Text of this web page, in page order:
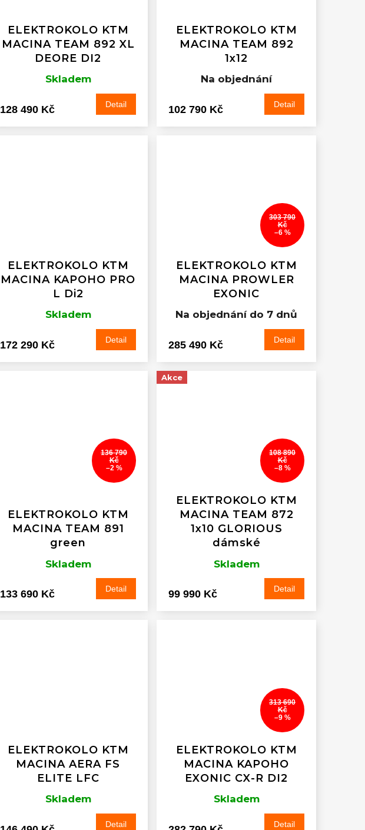
ELEKTROKOLO KTM
MACINA TEAM 892 XL
DEORE DI2
Skladem
128 490 Kč Detail
ELEKTROKOLO KTM
MACINA TEAM 892
1x12
Na objednání
102 790 Kč Detail
ELEKTROKOLO KTM
MACINA KAPOHO PRO
L Di2
Skladem
172 290 Kč Detail
303 790
Kč
–6 %
ELEKTROKOLO KTM
MACINA PROWLER
EXONIC
Na objednání do 7 dnů
285 490 Kč Detail
136 790
Kč
–2 %
ELEKTROKOLO KTM
MACINA TEAM 891
green
Skladem
133 690 Kč Detail
Akce
108 890
Kč
–8 %
ELEKTROKOLO KTM
MACINA TEAM 872
1x10 GLORIOUS
dámské
Skladem
99 990 Kč Detail
ELEKTROKOLO KTM
MACINA AERA FS
ELITE LFC
Skladem
Detail
313 690
Kč
–9 %
ELEKTROKOLO KTM
MACINA KAPOHO
EXONIC CX-R DI2
Skladem
Detail